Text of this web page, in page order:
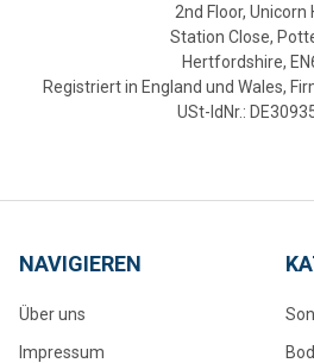
2nd Floor, Unicorn
Station Close,
Hertfordshire,
Registriert in England und Wales,
USt-IdNr.:
NAVIGIEREN
Über uns
Impressum